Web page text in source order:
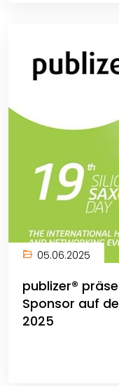
05.06.2025
publizer®
Sponsor auf
2025